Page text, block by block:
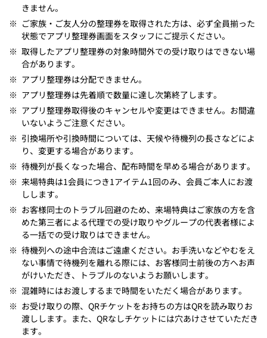
きません。
※ ご家族・ご友人分の整理券を取得された方は、必ず全員揃った
状態でアプリ整理券画面をスタッフにご提示ください。
※ 取得したアプリ整理券の対象時間外での受け取りはできない場
合があります。
※ アプリ整理券は分配できません。
※ アプリ整理券は先着順で数量に達し次第終了します。
※ アプリ整理券取得後のキャンセルや変更はできません。お間違
いないようご注意ください。
※ 引換場所や引換時間については、天候や待機列の長さなどによ
り、変更する場合があります。
※ 待機列が長くなった場合、配布時間を早める場合があります。
※ 来場特典は1会員につき1アイテム1回のみ、会員ご本人にお渡
しします。
※ お客様同士のトラブル回避のため、来場特典はご家族の方を含
めた第三者による代理での受け取りやグループの代表者様によ
る一括での受け取りはできません。
※ 待機列への途中合流はご遠慮ください。お手洗いなどやむをえ
ない事情で待機列を離れる際には、お客様同士前後の方へお声
がけいただき、トラブルのないようお願いします。
※ 混雑時にはお渡しするまで時間をいただく場合があります。
※ お受け取りの際、QRチケットをお持ちの方はQRを読み取りお
渡しします。また、QRなしチケットには穴あけさせていただき
ます。